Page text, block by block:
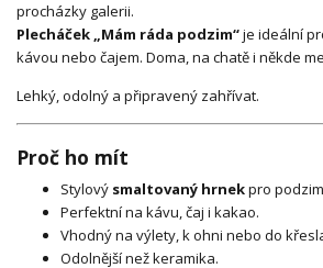
procházky galerii.
Plecháček „Mám ráda podzim“je ideální
kávou nebo čajem. Doma, na chatě i někde
Lehký, odolný a připravený zahřívat.
Proč ho mít
Stylový smaltovaný hrnekpro
Perfektní na kávu, čaj i kakao.
Vhodný na výlety, k ohni nebo do
Odolnější než keramika.